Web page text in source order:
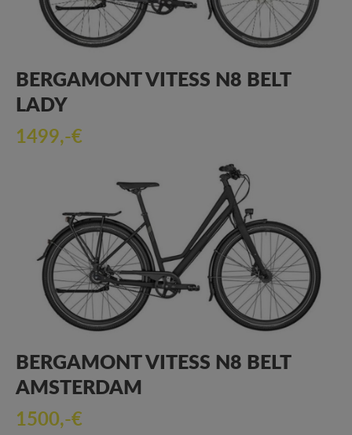
BERGAMONT VITESS N8 BELT
LADY
1499,-€
BERGAMONT VITESS N8 BELT
AMSTERDAM
1500,-€